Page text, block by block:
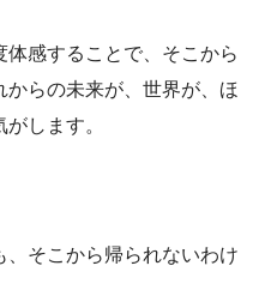
感することで、そこから
からの未来が、世界が、ほ
します。
そこから帰られないわけ